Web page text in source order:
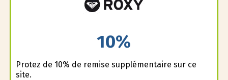
10%
Profitez de 10% de remise supplémentaire sur ce
site.